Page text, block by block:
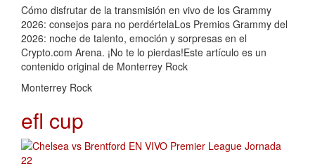
Cómo disfrutar de la transmisión en vivo de los Grammy
2026: consejos para no perdértelaLos Premios Grammy del
2026: noche de talento, emoción y sorpresas en el
Crypto.com Arena. ¡No te lo pierdas!Este artículo es un
contenido original de Monterrey Rock
Monterrey Rock
efl cup